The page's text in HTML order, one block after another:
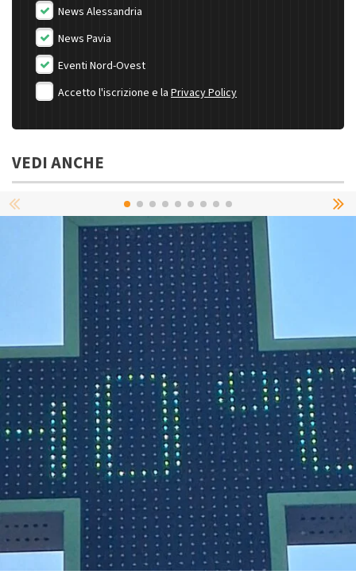
News Alessandria
News Pavia
Eventi Nord-Ovest
Accetto l'iscrizione e la Privacy Policy
VEDI ANCHE